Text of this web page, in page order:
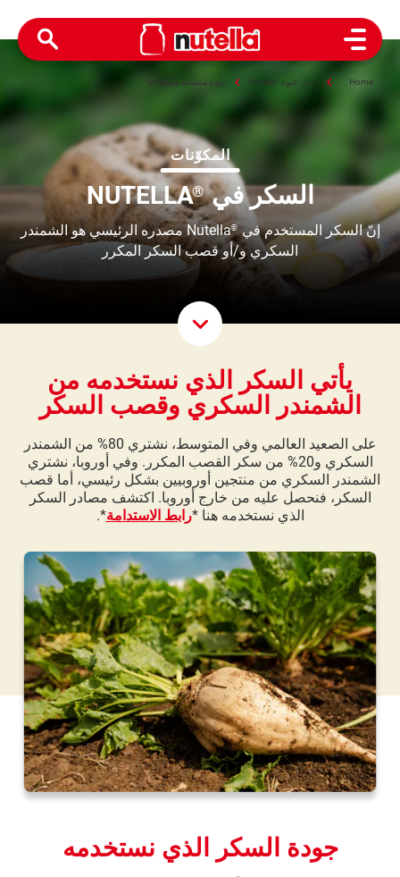
Home داخل عبوة Nutella جودة منتجاتنا ومكوّناتنا
المكوّنات
السكر في NUTELLA®
إنّ السكر المستخدم في®
Nutella مصدره الرئيسي هو الشمندر
السكري و/أو قصب السكر المكرر
Down
يأتي السكر الذي نستخدمه من
الشمندر السكري وقصب السكر
على الصعيد العالمي وفي المتوسط، نشتري 80% من الشمندر
السكري و20% من سكر القصب المكرر. وفي أوروبا، نشتري
الشمندر السكري من منتجين أوروبيين بشكل رئيسي، أما قصب
السكر، فنحصل عليه من خارج أوروبا. اكتشف مصادر السكر
الذي نستخدمه هنا *رابط الاستدامة*.
جودة السكر الذي نستخدمه